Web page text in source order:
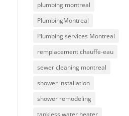
plumbing montreal
PlumbingMontreal
Plumbing services Montreal
remplacement chauffe-eau
sewer cleaning montreal
shower installation
shower remodeling
tankless water heater